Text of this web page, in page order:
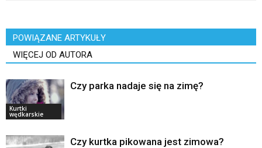
POWIĄZANE ARTYKUŁY
WIĘCEJ OD AUTORA
Kurtki
wędkarskie
Czy parka nadaje się na zimę?
Czy kurtka pikowana jest zimowa?